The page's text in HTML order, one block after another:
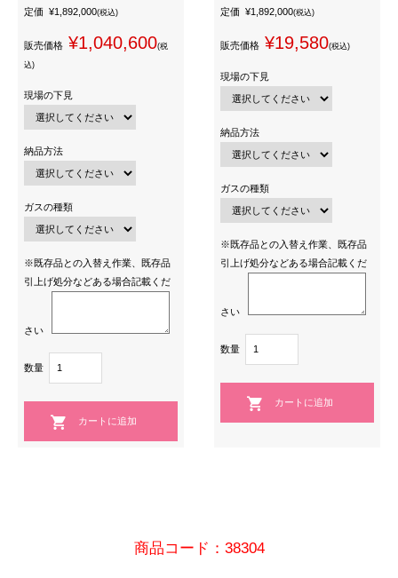
定価 ¥1,892,000(税込)
販売価格 ¥1,040,600(税
込)
現場の下見
納品方法
ガスの種類
※既存品との入替え作業、既存品
引上げ処分などある場合記載くだ
さい
数量
定価 ¥1,892,000(税込)
販売価格 ¥19,580(税込)
現場の下見
納品方法
ガスの種類
※既存品との入替え作業、既存品
引上げ処分などある場合記載くだ
さい
数量
商品コード：38304